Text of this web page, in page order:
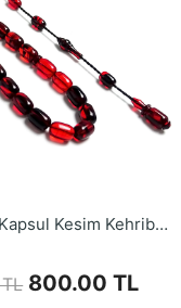
kalitesinde
koyulaşmaktadır.
ürünler, çeşitli
alamaları ve elde
Dijital
Kırmızı Siyah Kapsul Kesim Kehribar Tesbih
800.00 TL